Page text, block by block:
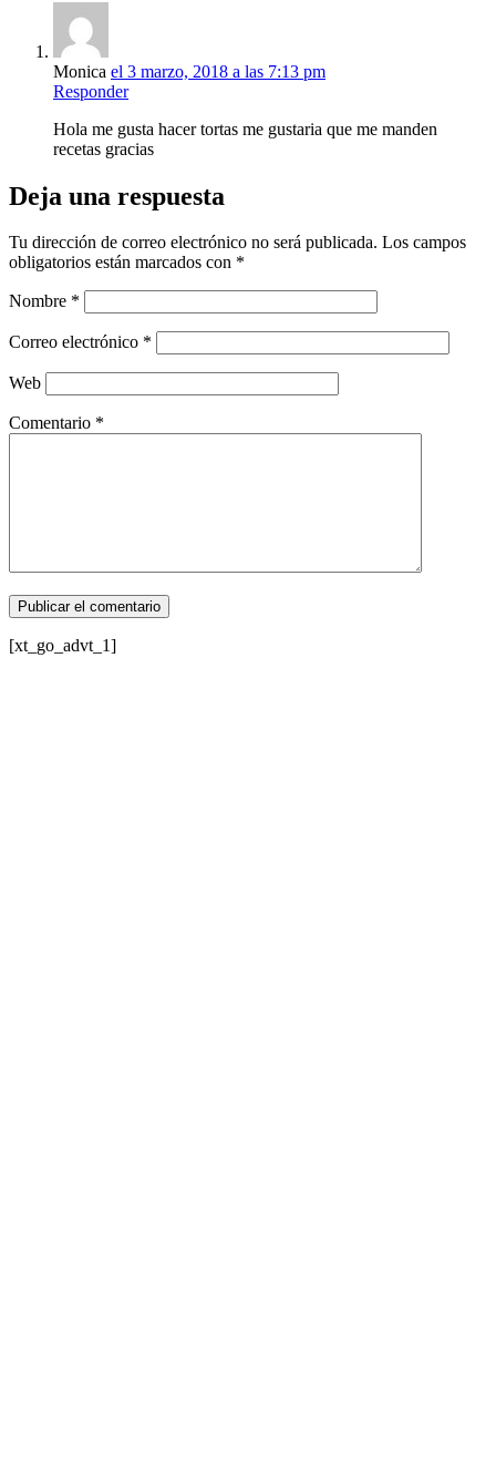
Monica el 3 marzo, 2018 a las 7:13 pm
Responder
Hola me gusta hacer tortas me gustaria que me manden
recetas gracias
Deja una respuesta
Tu dirección de correo electrónico no será publicada. Los campos
obligatorios están marcados con *
Nombre *
Correo electrónico *
Web
Comentario *
[xt_go_advt_1]